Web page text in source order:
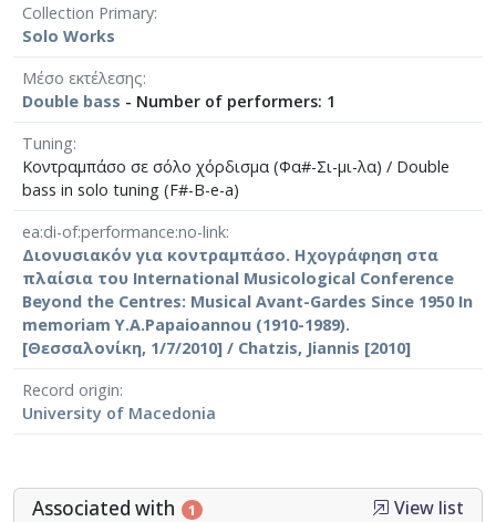
Collection Primary
Solo Works
Μέσο εκτέλεσης
Double bass - Number of performers: 1
Tuning
Κοντραμπάσο σε σόλο χόρδισμα (Φα#-Σι-μι-λα) / Double
bass in solo tuning (F#-B-e-a)
ea:di-of:performance:no-link
Διονυσιακόν για κοντραμπάσο. Ηχογράφηση στα
πλαίσια του International Musicological Conference
Beyond the Centres: Musical Avant-Gardes Since 1950 In
memoriam Y.A.Papaioannou (1910-1989).
[Θεσσαλονίκη, 1/7/2010] / Chatzis, Jiannis [2010]
Record origin
University of Macedonia
Associated with 1 View list